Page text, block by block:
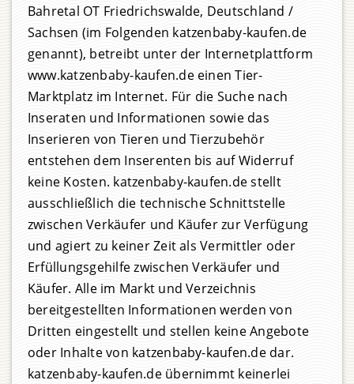
Bahretal OT Friedrichswalde, Deutschland /
Sachsen (im Folgenden katzenbaby-kaufen.de
genannt), betreibt unter der Internetplattform
www.katzenbaby-kaufen.de einen Tier-
Marktplatz im Internet. Für die Suche nach
Inseraten und Informationen sowie das
Inserieren von Tieren und Tierzubehör
entstehen dem Inserenten bis auf Widerruf
keine Kosten. katzenbaby-kaufen.de stellt
ausschließlich die technische Schnittstelle
zwischen Verkäufer und Käufer zur Verfügung
und agiert zu keiner Zeit als Vermittler oder
Erfüllungsgehilfe zwischen Verkäufer und
Käufer. Alle im Markt und Verzeichnis
bereitgestellten Informationen werden von
Dritten eingestellt und stellen keine Angebote
oder Inhalte von katzenbaby-kaufen.de dar.
katzenbaby-kaufen.de übernimmt keinerlei